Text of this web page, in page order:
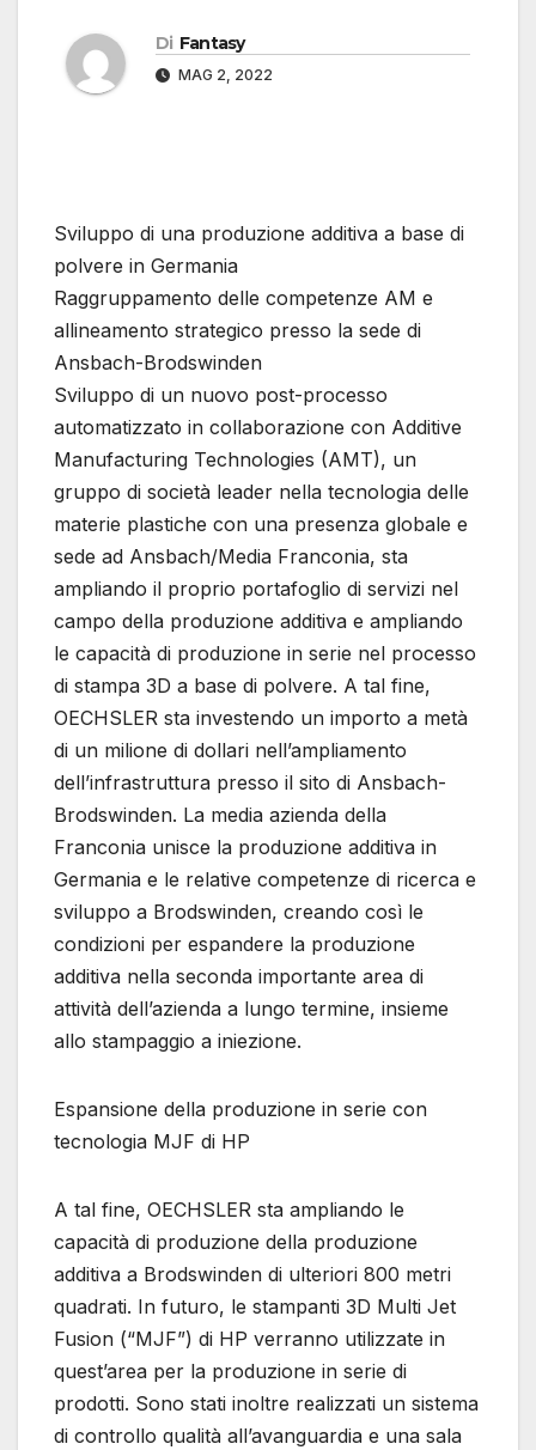
Di Fantasy
MAG 2, 2022
Sviluppo di una produzione additiva a base di
polvere in Germania
Raggruppamento delle competenze AM e
allineamento strategico presso la sede di
Ansbach-Brodswinden
Sviluppo di un nuovo post-processo
automatizzato in collaborazione con Additive
Manufacturing Technologies (AMT), un
gruppo di società leader nella tecnologia delle
materie plastiche con una presenza globale e
sede ad Ansbach/Media Franconia, sta
ampliando il proprio portafoglio di servizi nel
campo della produzione additiva e ampliando
le capacità di produzione in serie nel processo
di stampa 3D a base di polvere. A tal fine,
OECHSLER sta investendo un importo a metà
di un milione di dollari nell’ampliamento
dell’infrastruttura presso il sito di Ansbach-
Brodswinden. La media azienda della
Franconia unisce la produzione additiva in
Germania e le relative competenze di ricerca e
sviluppo a Brodswinden, creando così le
condizioni per espandere la produzione
additiva nella seconda importante area di
attività dell’azienda a lungo termine, insieme
allo stampaggio a iniezione.
Espansione della produzione in serie con
tecnologia MJF di HP
A tal fine, OECHSLER sta ampliando le
capacità di produzione della produzione
additiva a Brodswinden di ulteriori 800 metri
quadrati. In futuro, le stampanti 3D Multi Jet
Fusion (“MJF”) di HP verranno utilizzate in
quest’area per la produzione in serie di
prodotti. Sono stati inoltre realizzati un sistema
di controllo qualità all’avanguardia e una sala